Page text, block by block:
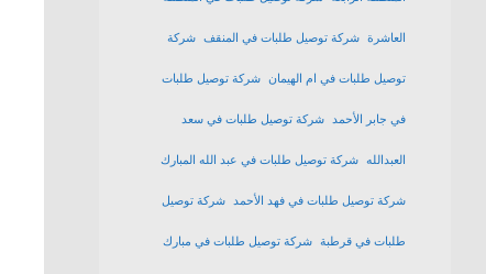
العاشرة شركة توصيل طلبات في المنقف شركة
توصيل طلبات في ام الهيمان شركة توصيل طلبات
في جابر الأحمد شركة توصيل طلبات في سعد
العبدالله شركة توصيل طلبات في عبد الله المبارك
شركة توصيل طلبات في فهد الأحمد شركة توصيل
طلبات في قرطبة شركة توصيل طلبات في مبارك